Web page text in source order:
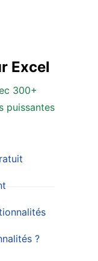
Excel
300+
puissantes
?